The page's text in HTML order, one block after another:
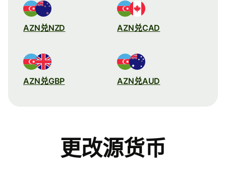
AZN兑NZD AZN兑CAD
AZN兑GBP AZN兑AUD
更改源货币